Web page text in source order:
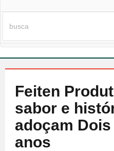
Feiten
sabor e
adoçam
anos